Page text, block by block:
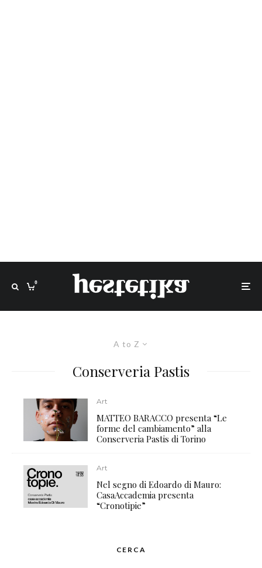
0
A to Z
Conserveria Pastis
Art
MATTEO BARACCO presenta “Le
forme del cambiamento” alla
Conserveria Pastis di Torino
Art
Nel segno di Edoardo di Mauro:
CasaAccademia presenta
“Cronotipie”
CERCA